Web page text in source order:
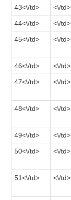
43<\/td> <\/td>
44<\/td> <\/td>
45<\/td> <\/td>
46<\/td> <\/td>
47<\/td> <\/td>
48<\/td> <\/td>
49<\/td> <\/td>
50<\/td> <\/td>
51<\/td> <\/td>